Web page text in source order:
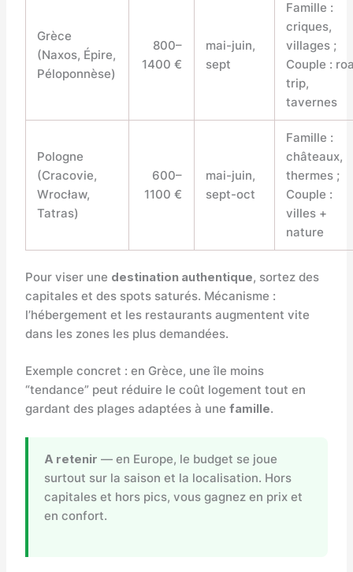
Grèce
(Naxos, Épire,
Péloponnèse)
800–
1400 €
mai-juin,
sept
Famille :
criques,
villages ;
Couple :
trip,
tavernes
Pologne
(Cracovie,
Wrocław,
Tatras)
600–
1100 €
mai-juin,
sept-oct
Famille :
châteaux,
thermes ;
Couple :
villes +
nature
Pour viser une destination authentique, sortez des
capitales et des spots saturés. Mécanisme :
l’hébergement et les restaurants augmentent vite
dans les zones les plus demandées.
Exemple concret : en Grèce, une île moins
“tendance” peut réduire le coût logement tout en
gardant des plages adaptées à une famille.
A retenir — en Europe, le budget se joue
surtout sur la saison et la localisation. Hors
capitales et hors pics, vous gagnez en prix et
en confort.